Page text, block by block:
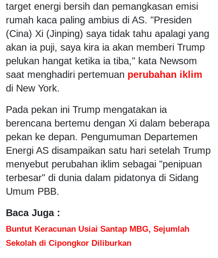
target energi bersih dan pemangkasan emisi
rumah kaca paling ambius di AS. "Presiden
(Cina) Xi (Jinping) saya tidak tahu apalagi yang
akan ia puji, saya kira ia akan memberi Trump
pelukan hangat ketika ia tiba," kata Newsom
saat menghadiri pertemuan perubahan iklim
di New York.
Pada pekan ini Trump mengatakan ia
berencana bertemu dengan Xi dalam beberapa
pekan ke depan. Pengumuman Departemen
Energi AS disampaikan satu hari setelah Trump
menyebut perubahan iklim sebagai "penipuan
terbesar" di dunia dalam pidatonya di Sidang
Umum PBB.
Baca Juga :
Buntut Keracunan Usiai Santap MBG, Sejumlah
Sekolah di Cipongkor Diliburkan